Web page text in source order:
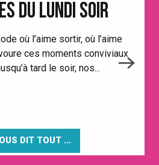
DU LUNDI SOIR
où l’aime sortir, où l’aime
ces moments conviviaux
tard le soir, nos...
DIT TOUT ...